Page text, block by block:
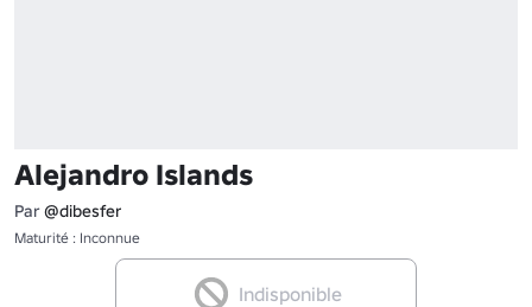
Alejandro Islands
Par @dibesfer
Maturité : Inconnue
Indisponible